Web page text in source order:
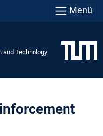
Menü
and Technology